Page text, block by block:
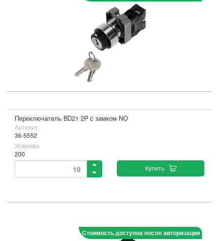
Переключатель BD21 2P с замком NO
Артикул :
36-5552
Упаковка
200
Купить
Стоимость доступна после авторизации